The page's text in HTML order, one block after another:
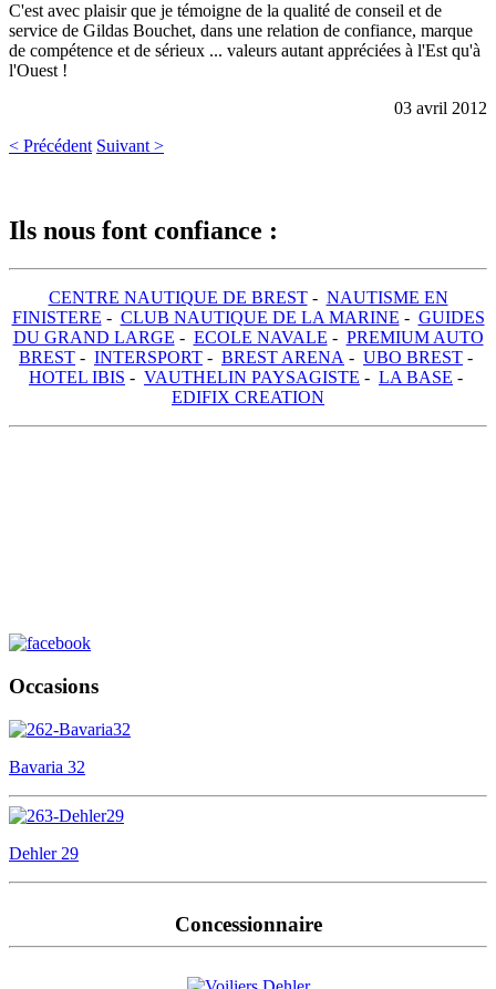
C'est avec plaisir que je témoigne de la qualité de conseil et de
service de Gildas Bouchet, dans une relation de confiance, marque
de compétence et de sérieux ... valeurs autant appréciées à l'Est qu'à
l'Ouest !
03 avril 2012
< Précédent Suivant >
Ils nous font confiance :
CENTRE NAUTIQUE DE BREST- NAUTISME EN
FINISTERE - CLUB NAUTIQUE DE LA MARINE - GUIDES
DU GRAND LARGE - ECOLE NAVALE - PREMIUM AUTO
BREST - INTERSPORT - BREST ARENA - UBO BREST -
HOTEL IBIS - VAUTHELIN PAYSAGISTE - LA BASE -
EDIFIX CREATION
Occasions
Bavaria 32
Dehler 29
Concessionnaire